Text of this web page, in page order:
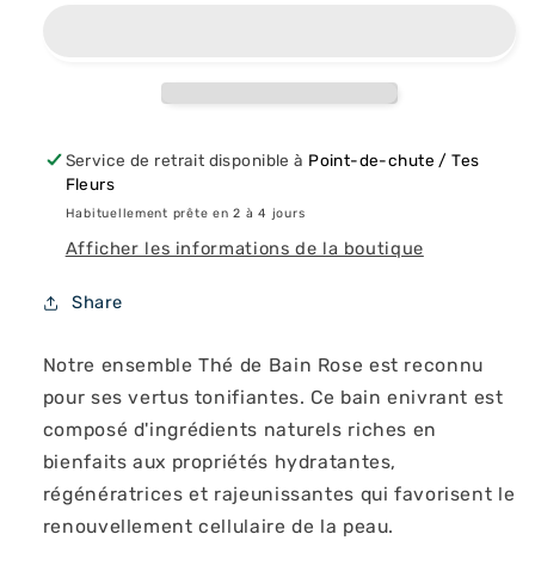
Service de retrait disponible à Point-de-chute / Tes
Fleurs
Habituellement prête en 2 à 4 jours
Afficher les informations de la boutique
Share
Notre ensemble Thé de Bain Rose est reconnu
pour ses vertus tonifiantes. Ce bain enivrant est
composé d'ingrédients naturels riches en
bienfaits aux propriétés hydratantes,
régénératrices et rajeunissantes qui favorisent le
renouvellement cellulaire de la peau.